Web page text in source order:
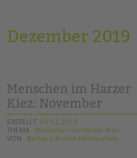
Förderzentren
Kollegs
EFöB
Schulbezogene Sozialarbeit
Dezember 2019
Menschen im Harzer
Kiez: November
ERSTELLT 03.12.2019
THEMA
Menschen im Harzer Kiez
VON
Barbara Brecht-Hadraschek